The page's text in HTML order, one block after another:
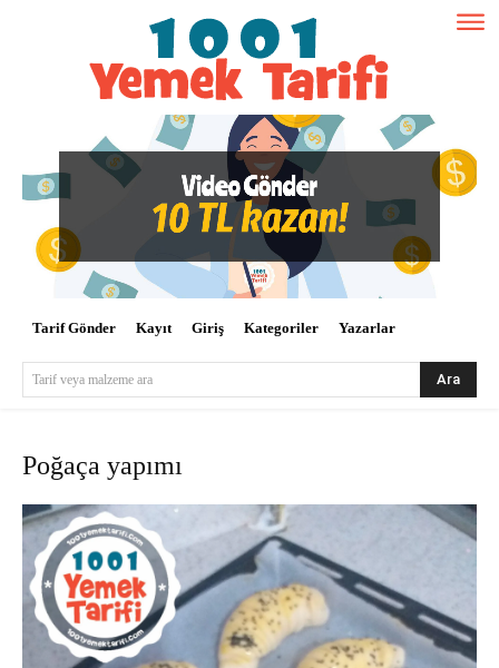
Tarif Gönder Kayıt Giriş Kategoriler Yazarlar
Tarif veya malzeme ara Ara
Poğaça yapımı